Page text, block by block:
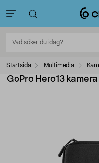
Startsida Multimedia
GoPro Hero13